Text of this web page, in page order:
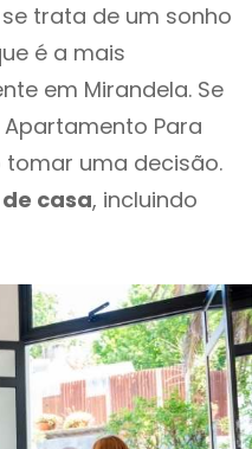
trata de um sonho
é a mais
em Mirandela. Se
Para
tomar uma decisão.
casa, incluindo